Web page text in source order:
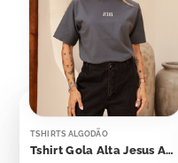
TSHIRTS ALGODÃO
Tshirt Gola Alta Jesus Aplicação